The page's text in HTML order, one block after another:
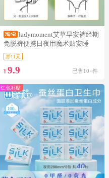
ladymoment艾草早安裤经期
免脱裤便携日夜用魔术贴安睡
券11元
¥9.9 已售10+件
红包补贴